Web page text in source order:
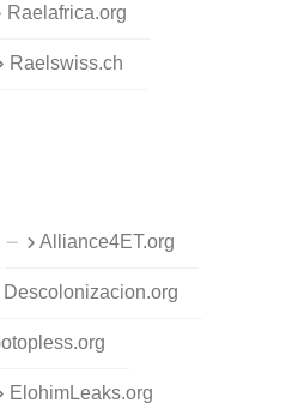
Raelafrica.org
Raelswiss.ch
Alliance4ET.org
Descolonizacion.org
ElohimLeaks.org